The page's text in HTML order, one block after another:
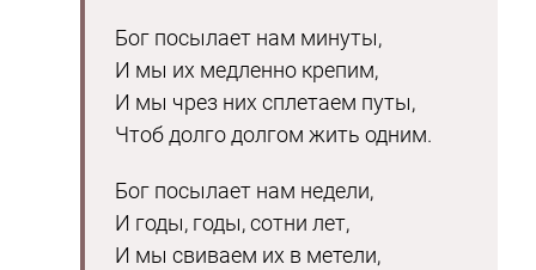
Бог посылает нам минуты,
И мы их медленно крепим,
И мы чрез них сплетаем путы,
Чтоб долго долгом жить одним.
Бог посылает нам недели,
И годы, годы, сотни лет,
И мы свиваем их в метели,